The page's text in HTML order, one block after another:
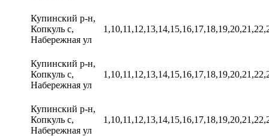
Купинский р-н,
Копкуль с,
Набережная ул
Купинский р-н,
Копкуль с,
Набережная ул
Купинский р-н,
Копкуль с,
Набережная ул